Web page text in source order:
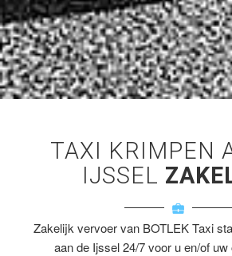
TAXI KRIMPEN
IJSSEL
Zakelijk vervoer van BOTLEK Taxi
aan de Ijssel 24/7 voor u en/of uw